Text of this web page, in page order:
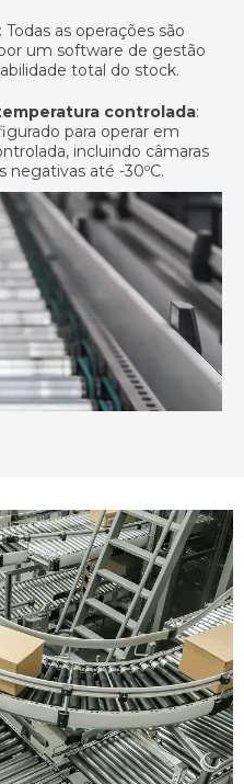
Todas as operações são
um software de gestão
total do stock.
controlada:
para operar em
incluindo câmaras
até -30ºC.